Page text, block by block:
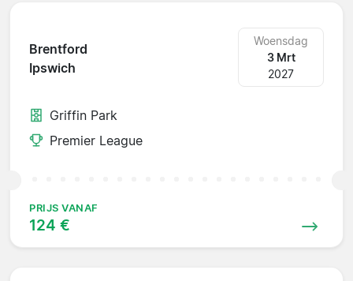
Brentford
Ipswich
Woensdag
3 Mrt
2027
Griffin Park
Premier League
PRIJS VANAF
124 €